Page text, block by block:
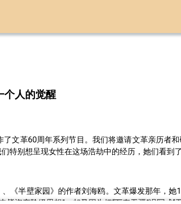
个人的觉醒
文革60周年系列节目。我们将邀请文革亲历者
特别想呈现女性在这场浩劫中的经历，她们看到
《半壁家园》的作者刘海鸥。文革爆发那年，她